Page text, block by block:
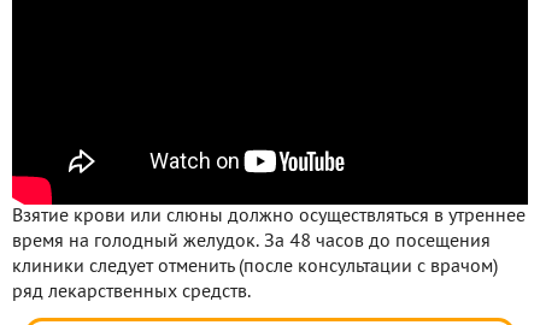
Взятие крови или слюны должно осуществляться в утреннее
время на голодный желудок. За 48 часов до посещения
клиники следует отменить (после консультации с врачом)
ряд лекарственных средств.